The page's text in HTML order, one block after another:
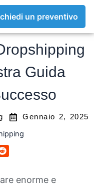
un preventivo
Guida
Gennaio 2, 2025
enorme e